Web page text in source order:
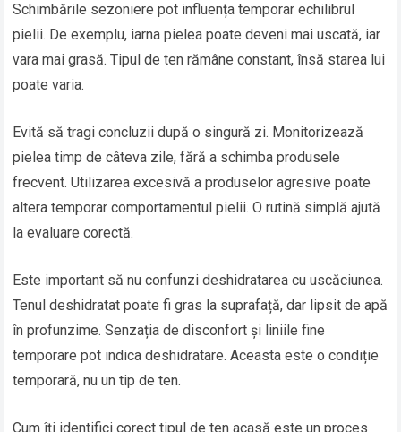
Schimbările sezoniere pot influența temporar echilibrul
pielii. De exemplu, iarna pielea poate deveni mai uscată, iar
vara mai grasă. Tipul de ten rămâne constant, însă starea lui
poate varia.
Evită să tragi concluzii după o singură zi. Monitorizează
pielea timp de câteva zile, fără a schimba produsele
frecvent. Utilizarea excesivă a produselor agresive poate
altera temporar comportamentul pielii. O rutină simplă ajută
la evaluare corectă.
Este important să nu confunzi deshidratarea cu uscăciunea.
Tenul deshidratat poate fi gras la suprafață, dar lipsit de apă
în profunzime. Senzația de disconfort și liniile fine
temporare pot indica deshidratare. Aceasta este o condiție
temporară, nu un tip de ten.
Cum îți identifici corect tipul de ten acasă este un proces